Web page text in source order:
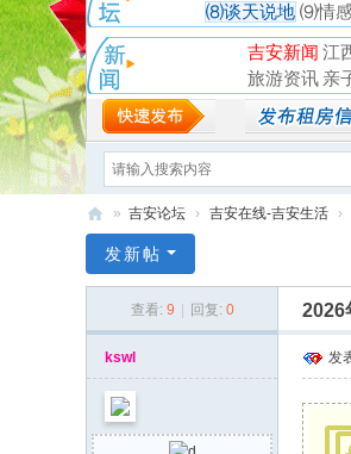
⑻谈天说地 ⑼情
吉安新闻 江
旅游资讯 亲
安
» 吉安论坛 › 吉安在线-吉安生活 ›
发新帖
查看: 9 回复: 0 2026
kswl 发